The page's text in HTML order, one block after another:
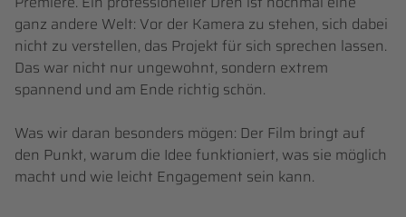
ganz andere Welt: Vor der Kamera zu stehen, sich dabei
nicht zu verstellen, das Projekt für sich sprechen lassen.
Das war nicht nur ungewohnt, sondern extrem
spannend und am Ende richtig schön.
Was wir daran besonders mögen: Der Film bringt auf
den Punkt, warum die Idee funktioniert, was sie möglich
macht und wie leicht Engagement sein kann.